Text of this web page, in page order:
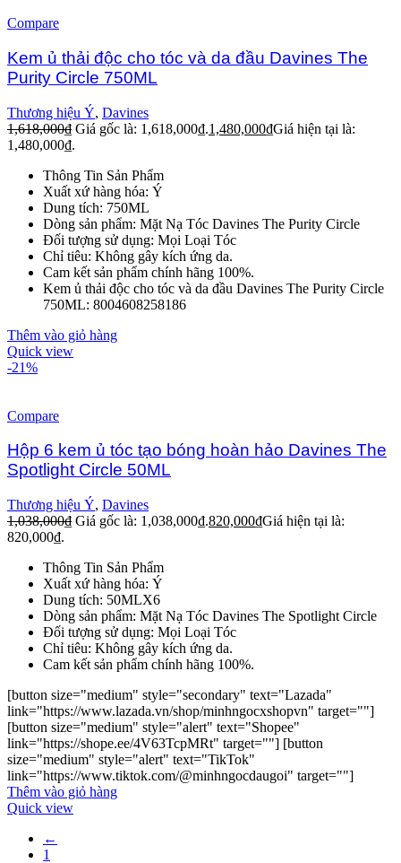
Compare
Kem ủ thải độc cho tóc và da đầu Davines The
Purity Circle 750ML
Thương hiệu Ý, Davines
1,618,000₫ Giá gốc là: 1,618,000₫.1,480,000₫Giá hiện tại là:
1,480,000₫.
Thông Tin Sản Phẩm
Xuất xứ hàng hóa: Ý
Dung tích: 750ML
Dòng sản phẩm: Mặt Nạ Tóc Davines The Purity Circle
Đối tượng sử dụng: Mọi Loại Tóc
Chỉ tiêu: Không gây kích ứng da.
Cam kết sản phẩm chính hãng 100%.
Kem ủ thải độc cho tóc và da đầu Davines The Purity Circle
750ML: 8004608258186
Thêm vào giỏ hàng
Quick view
-21%
Compare
Hộp 6 kem ủ tóc tạo bóng hoàn hảo Davines The
Spotlight Circle 50ML
Thương hiệu Ý, Davines
1,038,000₫ Giá gốc là: 1,038,000₫.820,000₫Giá hiện tại là:
820,000₫.
Thông Tin Sản Phẩm
Xuất xứ hàng hóa: Ý
Dung tích: 50MLX6
Dòng sản phẩm: Mặt Nạ Tóc Davines The Spotlight Circle
Đối tượng sử dụng: Mọi Loại Tóc
Chỉ tiêu: Không gây kích ứng da.
Cam kết sản phẩm chính hãng 100%.
[button size="medium" style="secondary" text="Lazada"
link="https://www.lazada.vn/shop/minhngocxshopvn" target=""]
[button size="medium" style="alert" text="Shopee"
link="https://shope.ee/4V63TcpMRt" target=""] [button
size="medium" style="alert" text="TikTok"
link="https://www.tiktok.com/@minhngocdaugoi" target=""]
Thêm vào giỏ hàng
Quick view
←
1